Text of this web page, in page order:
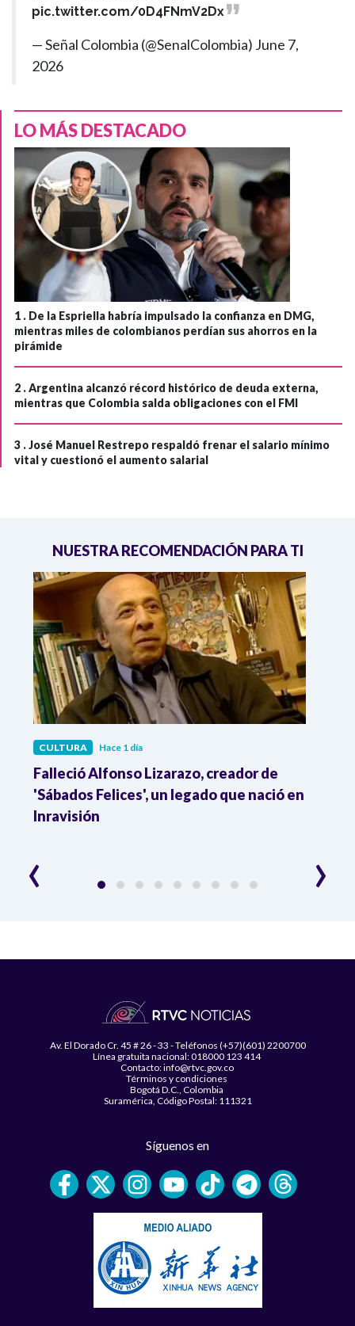
pic.twitter.com/0D4FNmV2Dx
— Señal Colombia (@SenalColombia) June 7,
2026
LO MÁS DESTACADO
1 . De la Espriella habría impulsado la confianza en DMG,
mientras miles de colombianos perdían sus ahorros en la
pirámide
2 .Argentina alcanzó récord histórico de deuda externa,
mientras que Colombia salda obligaciones con el FMI
3 .José Manuel Restrepo respaldó frenar el salario mínimo
vital y cuestionó el aumento salarial
NUESTRA RECOMENDACIÓN PARA TI
CULTURA Hace 1 día
Falleció Alfonso Lizarazo, creador de
'Sábados Felices', un legado que nació en
Inravisión
‹ ›
Av. El Dorado Cr. 45 # 26 - 33 - Teléfonos (+57)(601) 2200700
Línea gratuita nacional: 018000 123 414
Contacto: info@rtvc.gov.co
Términos y condiciones
Bogotá D.C., Colombia
Suramérica, Código Postal: 111321
Síguenos en